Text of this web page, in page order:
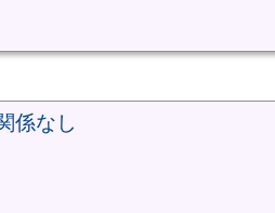
係なし